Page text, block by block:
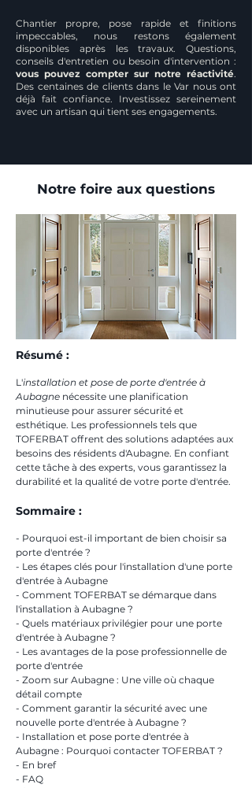
Chantier propre, pose rapide et finitions
impeccables, nous restons également
disponibles après les travaux. Questions,
conseils d'entretien ou besoin d'intervention :
vous pouvez compter sur notre réactivité.
Des centaines de clients dans le Var nous ont
déjà fait confiance. Investissez sereinement
avec un artisan qui tient ses engagements.
Notre foire aux questions
Résumé :
L'installation et pose de porte d'entrée à
Aubagne nécessite une planification
minutieuse pour assurer sécurité et
esthétique. Les professionnels tels que
TOFERBAT offrent des solutions adaptées aux
besoins des résidents d'Aubagne. En confiant
cette tâche à des experts, vous garantissez la
durabilité et la qualité de votre porte d'entrée.
Sommaire :
- Pourquoi est-il important de bien choisir sa
porte d'entrée ?
- Les étapes clés pour l'installation d'une porte
d'entrée à Aubagne
- Comment TOFERBAT se démarque dans
l'installation à Aubagne ?
- Quels matériaux privilégier pour une porte
d'entrée à Aubagne ?
- Les avantages de la pose professionnelle de
porte d'entrée
- Zoom sur Aubagne : Une ville où chaque
détail compte
- Comment garantir la sécurité avec une
nouvelle porte d'entrée à Aubagne ?
- Installation et pose porte d'entrée à
Aubagne : Pourquoi contacter TOFERBAT ?
- En bref
- FAQ